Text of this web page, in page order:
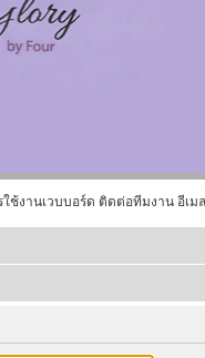
ช้งานเวบบอร์ด ติดต่อทีมงาน อีเม